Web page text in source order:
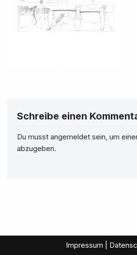
Schreibe einen
Du musst angemeldet sein, um
abzugeben.
Impressum |